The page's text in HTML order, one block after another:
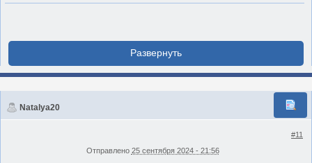
Natalya20
#11
Отправлено 25 сентября 2024 - 21:56